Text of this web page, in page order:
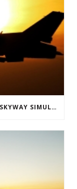
VIVEZ L’EXPÉRIENCE TOP GUN CHEZ SKYWAY SIMULATION